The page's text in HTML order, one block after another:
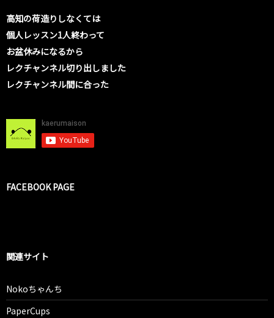
高知の荷造りしなくては
個人レッスン1人終わって
お盆休みになるから
レクチャンネル切り出しました
レクチャンネル間に合った
FACEBOOK PAGE
関連サイト
Nokoちゃんち
PaperCups